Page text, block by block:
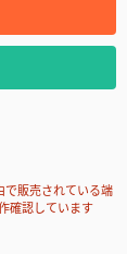
販売されている端
確認しています